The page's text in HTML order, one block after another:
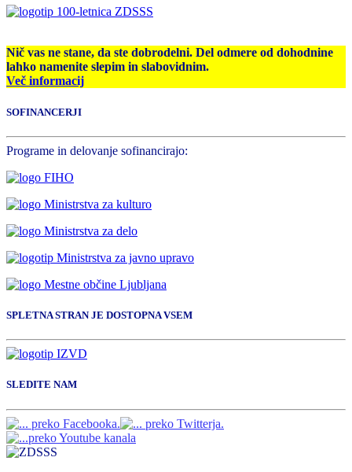
Nič vas ne stane, da ste dobrodelni. Del odmere od dohodnine
lahko namenite slepim in slabovidnim.
Več informacij
SOFINANCERJI
Programe in delovanje sofinancirajo:
SPLETNA STRAN JE DOSTOPNA VSEM
SLEDITE NAM